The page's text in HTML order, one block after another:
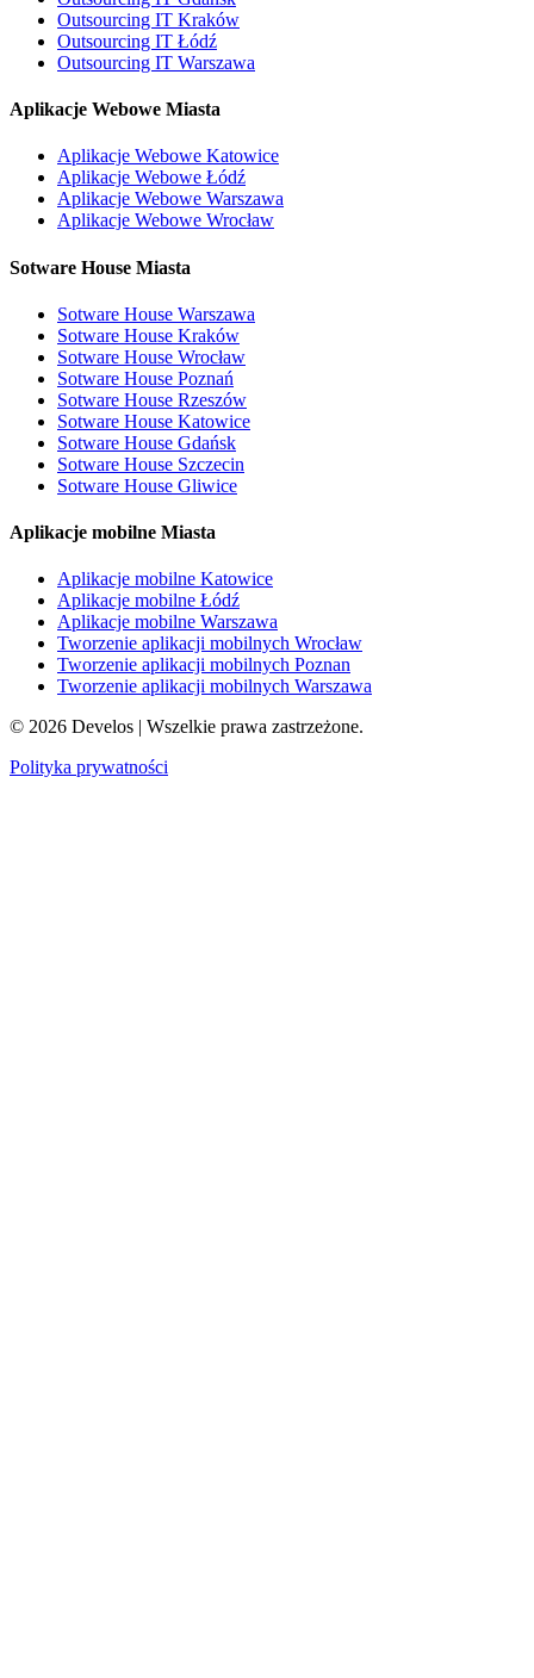
Outsourcing IT Kraków
Outsourcing IT Łódź
Outsourcing IT Warszawa
Aplikacje Webowe Miasta
Aplikacje Webowe Katowice
Aplikacje Webowe Łódź
Aplikacje Webowe Warszawa
Aplikacje Webowe Wrocław
Sotware House Miasta
Sotware House Warszawa
Sotware House Kraków
Sotware House Wrocław
Sotware House Poznań
Sotware House Rzeszów
Sotware House Katowice
Sotware House Gdańsk
Sotware House Szczecin
Sotware House Gliwice
Aplikacje mobilne Miasta
Aplikacje mobilne Katowice
Aplikacje mobilne Łódź
Aplikacje mobilne Warszawa
Tworzenie aplikacji mobilnych Wrocław
Tworzenie aplikacji mobilnych Poznan
Tworzenie aplikacji mobilnych Warszawa
© 2026 Develos | Wszelkie prawa zastrzeżone.
Polityka prywatności